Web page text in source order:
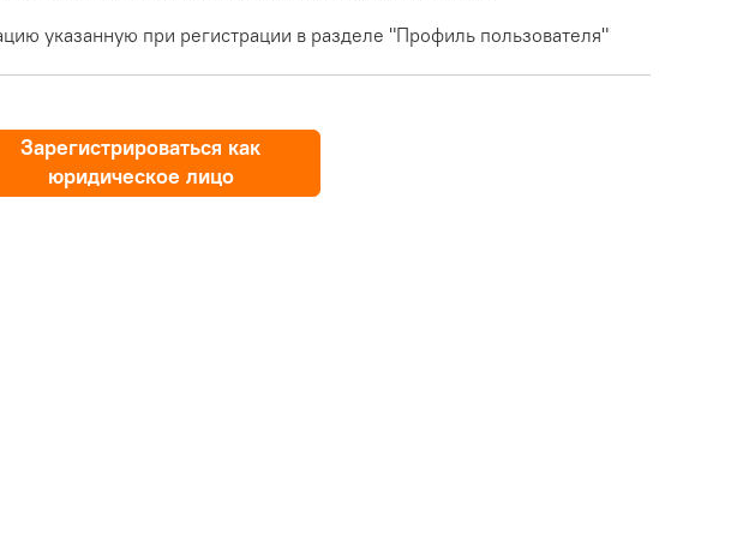
указанную при регистрации в разделе "Профиль пользователя"
Зарегистрироваться как
юридическое лицо